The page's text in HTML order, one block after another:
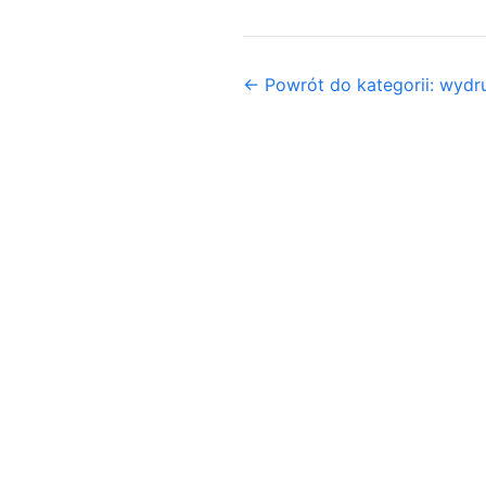
← Powrót do kategorii: